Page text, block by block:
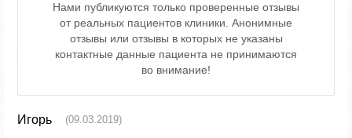
Нами публикуются только проверенные отзывы
от реальных пациентов клиники. Анонимные
отзывы или отзывы в которых не указаны
контактные данные пациента не принимаются
во внимание!
Игорь (09.03.2019)